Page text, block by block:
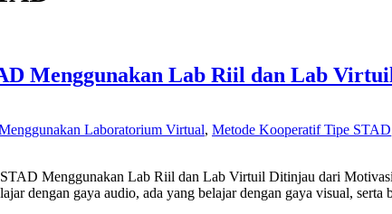
Menggunakan Lab Riil dan Lab
Laboratorium Virtual, Metode Kooperatif Tipe STAD
Menggunakan Lab Riil dan Lab Virtuil Ditinjau dari
dengan gaya audio, ada yang belajar dengan gaya visual, serta